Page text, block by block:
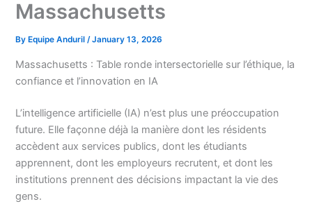
Massachusetts
By Equipe Anduril/January 13, 2026
Massachusetts : Table ronde intersectorielle sur l’éthique, la
confiance et l’innovation en IA
L’intelligence artificielle (IA) n’est plus une préoccupation
future. Elle façonne déjà la manière dont les résidents
accèdent aux services publics, dont les étudiants
apprennent, dont les employeurs recrutent, et dont les
institutions prennent des décisions impactant la vie des
gens.